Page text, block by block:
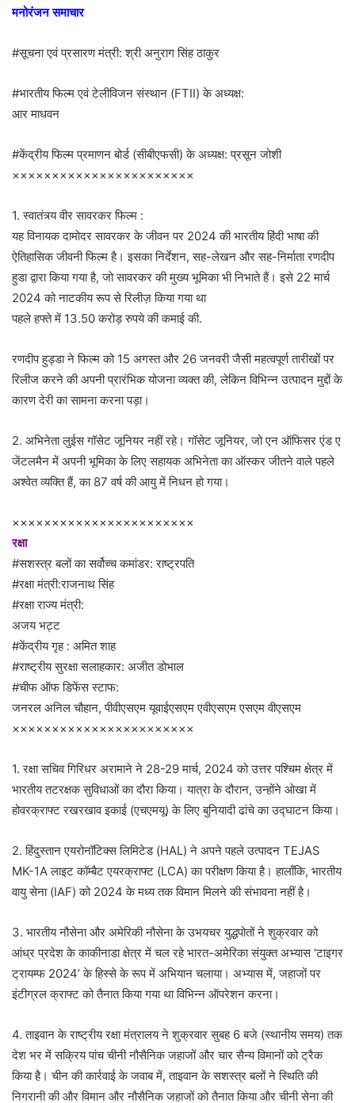
मनोरंजन समाचार
#सूचना एवं प्रसारण मंत्री: श्री अनुराग सिंह ठाकुर
#भारतीय फिल्म एवं टेलीविजन संस्थान (FTII) के अध्यक्ष:
आर माधवन
#केंद्रीय फिल्म प्रमाणन बोर्ड (सीबीएफसी) के अध्यक्ष: प्रसून जोशी
×××××××××××××××××××××××
1. स्वातंत्र्य वीर सावरकर फिल्म :
यह विनायक दामोदर सावरकर के जीवन पर 2024 की भारतीय हिंदी भाषा की
ऐतिहासिक जीवनी फिल्म है। इसका निर्देशन, सह-लेखन और सह-निर्माता रणदीप
हुडा द्वारा किया गया है, जो सावरकर की मुख्य भूमिका भी निभाते हैं। इसे 22 मार्च
2024 को नाटकीय रूप से रिलीज़ किया गया था
पहले हफ्ते में 13.50 करोड़ रुपये की कमाई की.
रणदीप हुड्डा ने फिल्म को 15 अगस्त और 26 जनवरी जैसी महत्वपूर्ण तारीखों पर
रिलीज करने की अपनी प्रारंभिक योजना व्यक्त की, लेकिन विभिन्न उत्पादन मुद्दों के
कारण देरी का सामना करना पड़ा।
2. अभिनेता लुईस गॉसेट जूनियर नहीं रहे। गॉसेट जूनियर, जो एन ऑफिसर एंड ए
जेंटलमैन में अपनी भूमिका के लिए सहायक अभिनेता का ऑस्कर जीतने वाले पहले
अश्वेत व्यक्ति हैं, का 87 वर्ष की आयु में निधन हो गया।
×××××××××××××××××××××××
रक्षा
#सशस्त्र बलों का सर्वोच्च कमांडर: राष्ट्रपति
#रक्षा मंत्री:राजनाथ सिंह
#रक्षा राज्य मंत्री:
अजय भट्ट
#केंद्रीय गृह : अमित शाह
#राष्ट्रीय सुरक्षा सलाहकार: अजीत डोभाल
#चीफ ऑफ डिफेंस स्टाफ:
जनरल अनिल चौहान, पीवीएसएम यूवाईएसएम एवीएसएम एसएम वीएसएम
×××××××××××××××××××××××
1. रक्षा सचिव गिरिधर अरामाने ने 28-29 मार्च, 2024 को उत्तर पश्चिम क्षेत्र में
भारतीय तटरक्षक सुविधाओं का दौरा किया। यात्रा के दौरान, उन्होंने ओखा में
होवरक्राफ्ट रखरखाव इकाई (एचएमयू) के लिए बुनियादी ढांचे का उद्घाटन किया।
2. हिंदुस्तान एयरोनॉटिक्स लिमिटेड (HAL) ने अपने पहले उत्पादन TEJAS
MK-1A लाइट कॉम्बैट एयरक्राफ्ट (LCA) का परीक्षण किया है। हालाँकि, भारतीय
वायु सेना (IAF) को 2024 के मध्य तक विमान मिलने की संभावना नहीं है।
3. भारतीय नौसेना और अमेरिकी नौसेना के उभयचर युद्धपोतों ने शुक्रवार को
आंध्र प्रदेश के काकीनाडा क्षेत्र में चल रहे भारत-अमेरिका संयुक्त अभ्यास ‘टाइगर
ट्रायम्फ 2024’ के हिस्से के रूप में अभियान चलाया। अभ्यास में, जहाजों पर
इंटीग्रल क्राफ्ट को तैनात किया गया था विभिन्न ऑपरेशन करना।
4. ताइवान के राष्ट्रीय रक्षा मंत्रालय ने शुक्रवार सुबह 6 बजे (स्थानीय समय) तक
देश भर में सक्रिय पांच चीनी नौसैनिक जहाजों और चार सैन्य विमानों को ट्रैक
किया है। चीन की कार्रवाई के जवाब में, ताइवान के सशस्त्र बलों ने स्थिति की
निगरानी की और विमान और नौसैनिक जहाजों को तैनात किया और चीनी सेना की